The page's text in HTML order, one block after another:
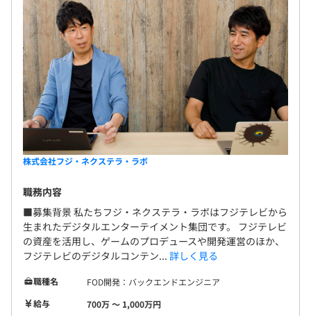
株式会社フジ・ネクステラ・ラボ
職務内容
■募集背景 私たちフジ・ネクステラ・ラボはフジテレビから
生まれたデジタルエンターテイメント集団です。 フジテレビ
の資産を活用し、ゲームのプロデュースや開発運営のほか、
フジテレビのデジタルコンテン... 詳しく見る
職種名
FOD開発：バックエンドエンジニア
給与
700万 〜 1,000万円